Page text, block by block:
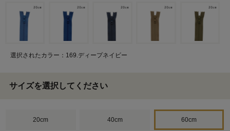
選択されたカラー：169.ディープネイビー
サイズを選択してください
20cm 40cm 60cm